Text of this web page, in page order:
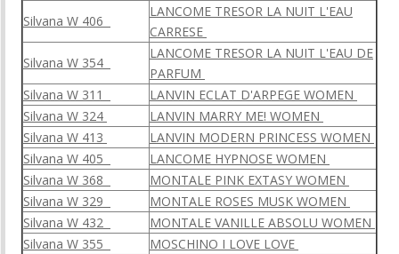
Silvana W 406
LANCOME TRESOR LA NUIT L'EAU
CARRESE
Silvana W 354
LANCOME TRESOR LA NUIT L'EAU DE
PARFUM
Silvana W 311
LANVIN ECLAT D'ARPEGE WOMEN
Silvana W 324
LANVIN MARRY ME! WOMEN
Silvana W 413
LANVIN MODERN PRINCESS WOMEN
Silvana W 405
LANСOME HYPNOSE WOMEN
Silvana W 368
MONTALE PINK EXTASY WOMEN
Silvana W 329
MONTALE ROSES MUSK WOMEN
Silvana W 432
MONTALE VANILLE ABSOLU WOMEN
Silvana W 355
MOSCHINO I LOVE LOVE